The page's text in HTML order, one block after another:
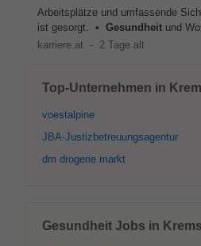
Arbeitsplätze und umfassende
ist gesorgt. • Gesundheit und
karriere.at - 2 Tage alt
Top-Unternehmen in
voestalpine
JBA-Justizbetreuungsagentur
dm drogerie markt
Gesundheit Jobs in